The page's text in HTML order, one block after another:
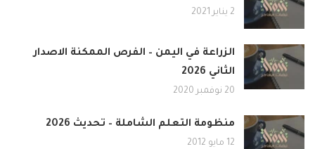
2 يناير 2021
الزراعة في اليمن – الفرص الممكنة الاصدار
الثاني 2026
20 نوفمبر 2020
منظومة التعلم الشاملة – تحديث 2026
12 مايو 2012